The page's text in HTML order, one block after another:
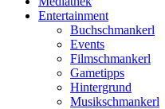
Entertainment
Buchschmankerl
Events
Filmschmankerl
Gametipps
Hintergrund
Musikschmankerl